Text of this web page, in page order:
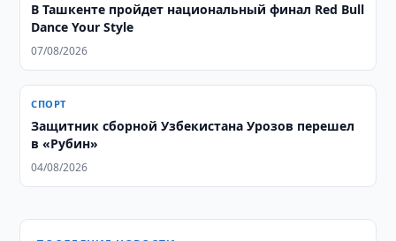
В Ташкенте пройдет национальный финал Red Bull
Dance Your Style
07/08/2026
СПОРТ
Защитник сборной Узбекистана Урозов перешел
в «Рубин»
04/08/2026